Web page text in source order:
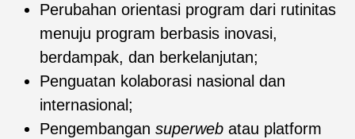
Perubahan orientasi program dari rutinitas
menuju program berbasis inovasi,
berdampak, dan berkelanjutan;
Penguatan kolaborasi nasional dan
internasional;
Pengembangan superwebatau platform